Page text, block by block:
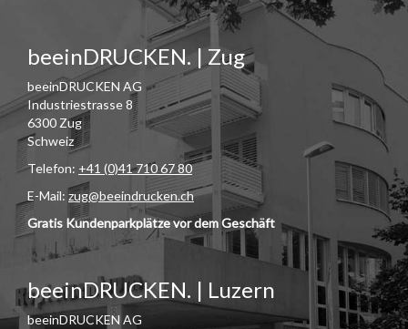
beeinDRUCKEN. | Zug
beeinDRUCKEN AG
Industriestrasse 8
6300 Zug
Schweiz
Telefon: +41 (0)41 710 67 80
E-Mail: zug@beeindrucken.ch
Gratis Kundenparkplätze vor dem Geschäft
beeinDRUCKEN. | Luzern
beeinDRUCKEN AG